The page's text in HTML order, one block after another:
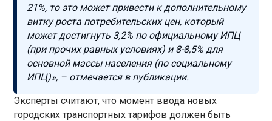
21%, то это может привести к дополнительному
витку роста потребительских цен, который
может достигнуть 3,2% по официальному ИПЦ
(при прочих равных условиях) и 8-8,5% для
основной массы населения (по социальному
ИПЦ)», – отмечается в публикации.
Эксперты считают, что момент ввода новых
городских транспортных тарифов должен быть